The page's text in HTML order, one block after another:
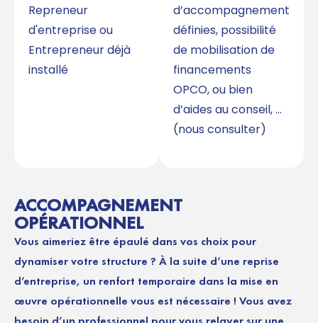
Repreneur
d'entreprise ou
Entrepreneur déjà
installé
d’accompagnement
définies, possibilité
de mobilisation de
financements
OPCO, ou bien
d’aides au conseil, …
(nous consulter)
ACCOMPAGNEMENT
OPÉRATIONNEL
Vous aimeriez être épaulé dans vos choix pour
dynamiser votre structure ? À la suite d’une reprise
d’entreprise, un renfort temporaire dans la mise en
œuvre opérationnelle vous est nécessaire ! Vous avez